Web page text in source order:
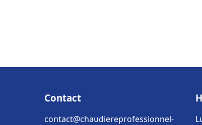
Contact
contact@chaudiereprofessionnel-